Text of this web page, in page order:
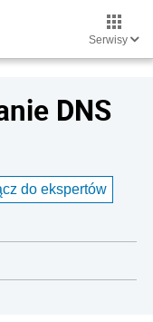
Serwisy
DNS
do ekspertów